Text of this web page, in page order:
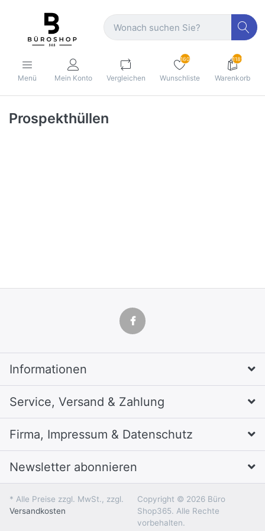
Menü Mein Konto Vergleichen
160
Wunschliste
1189
Warenkorb
Prospekthüllen
Informationen
Service, Versand & Zahlung
Firma, Impressum & Datenschutz
Newsletter abonnieren
* Alle Preise zzgl. MwSt., zzgl.
Versandkosten
Copyright © 2026 Büro
Shop365. Alle Rechte
vorbehalten.